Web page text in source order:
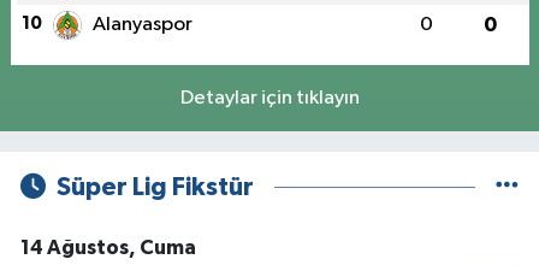
10 Alanyaspor 0 0
Detaylar için tıklayın
Süper Lig Fikstür
14 Ağustos, Cuma